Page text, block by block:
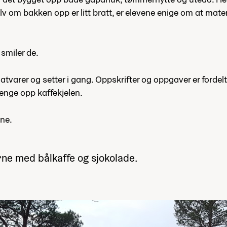
om bakken opp er litt bratt, er elevene enige om at
de.
og setter i gang. Oppskrifter og oppgaver er
opp kaffekjelen.
med bålkaffe og sjokolade.